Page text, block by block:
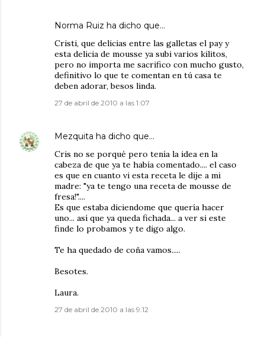
Norma Ruiz ha dicho que…
Cristi, que delicias entre las galletas el pay y
esta delicia de mousse ya subi varios kilitos,
pero no importa me sacrifico con mucho gusto,
definitivo lo que te comentan en tú casa te
deben adorar, besos linda.
27 de abril de 2010 a las 1:07
Mezquita ha dicho que…
Cris no se porqué pero tenía la idea en la
cabeza de que ya te había comentado.... el caso
es que en cuanto vi esta receta le dije a mi
madre: "ya te tengo una receta de mousse de
fresa!"....
Es que estaba diciendome que quería hacer
uno... así que ya queda fichada... a ver si este
finde lo probamos y te digo algo.
Te ha quedado de coña vamos.....
Besotes.
Laura.
27 de abril de 2010 a las 9:12